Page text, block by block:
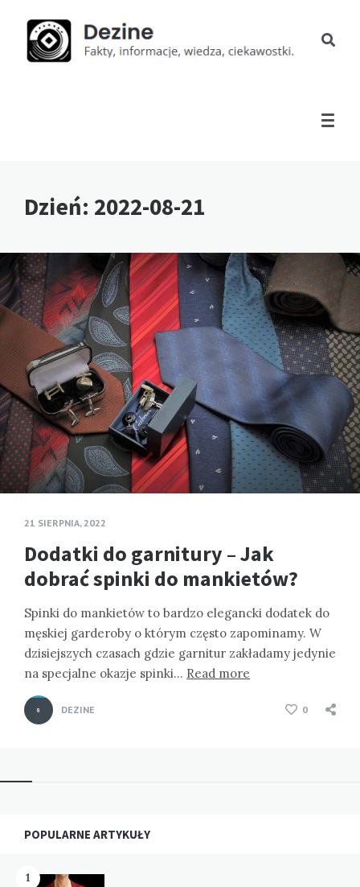
Dzień: 2022-08-21
21 SIERPNIA, 2022
Dodatki do garnitury – Jak
dobrać spinki do mankietów?
Spinki do mankietów to bardzo elegancki dodatek do
męskiej garderoby o którym często zapominamy. W
dzisiejszych czasach gdzie garnitur zakładamy jedynie
na specjalne okazje spinki… Read more
DEZINE 0
Widgets
POPULARNE ARTYKUŁY
1